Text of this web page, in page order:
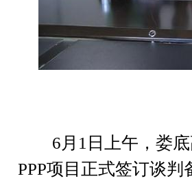
6月1日上午，娄底
PPP项目正式签订谈